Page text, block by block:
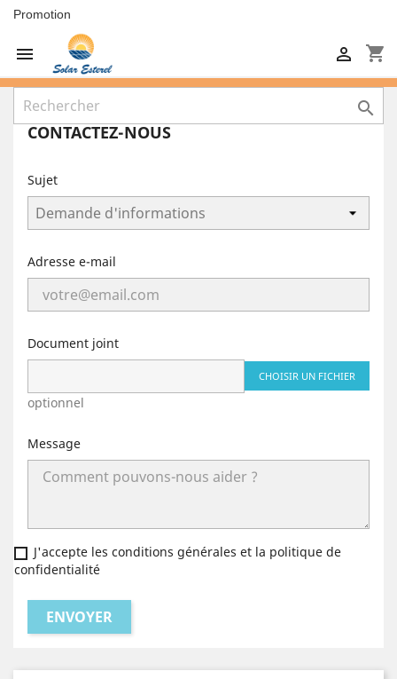
Promotion
 shopping_cart


CONTACTEZ-NOUS
Sujet
Adresse e-mail
Document joint
CHOISIR UN FICHIER
optionnel
Message
J'accepte les conditions générales et la politique de
confidentialité